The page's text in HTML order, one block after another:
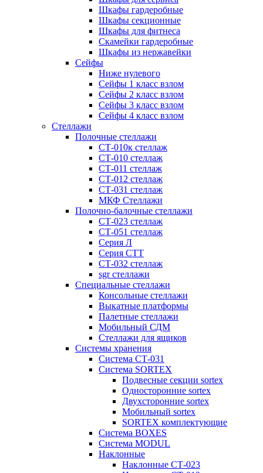
Шкафы гардеробные
Шкафы секционные
Шкафы для фитнеса
Скамейки гардеробные
Шкафы из нержавейки
Сейфы
Ниже нулевого
Сейфы 1 класс взлом
Сейфы 2 класс взлом
Сейфы 3 класс взлом
Сейфы 4 класс взлом
Стеллажи
Полочные стеллажи
СТ-010к стеллаж
СТ-010 стеллаж
СТ-011 стеллаж
СТ-012 стеллаж
СТ-031 стеллаж
МКФ Стеллажи
Полочно-балочные стеллажи
СТ-023 стеллаж
СТ-051 стеллаж
Серия Л
Серия СТТ
СТ-032 стеллаж
sgr стеллажи
Специальные стеллажи
Консольные стеллажи
Выкатные платформы
Палетные стеллажи
Мобильный СДМ
Стеллажи для ящиков
Системы хранения
Система СТ-031
Система SORTEX
Подвесные секции sortex
Односторонние sortex
Двухсторонние sortex
Мобильный sortex
SORTEX комплектующие
Система BOXES
Система MODUL
Наклонные
Наклонные СТ-023